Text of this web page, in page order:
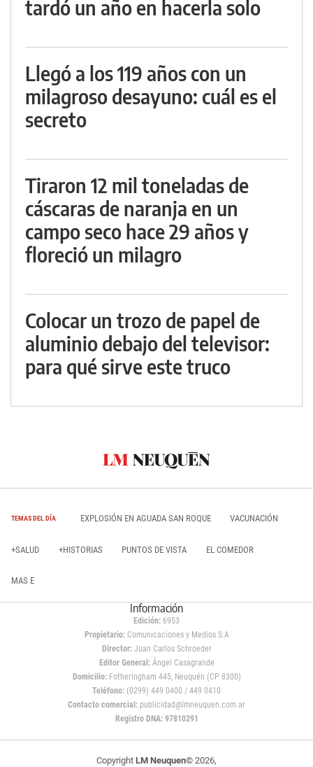
tardó un año en hacerla solo
Llegó a los 119 años con un
milagroso desayuno: cuál es el
secreto
Tiraron 12 mil toneladas de
cáscaras de naranja en un
campo seco hace 29 años y
floreció un milagro
Colocar un trozo de papel de
aluminio debajo del televisor:
para qué sirve este truco
TEMAS DEL DÍA EXPLOSIÓN EN AGUADA SAN ROQUE VACUNACIÓN
+SALUD +HISTORIAS PUNTOS DE VISTA EL COMEDOR
MAS E
Información
Edición: 6953
Propietario:Comunicaciones y Medios S.A
Director: Juan Carlos Schroeder
Editor General:Ángel Casagrande
Domicilio:Fotheringham 445, Neuquén (CP 8300)
Teléfono: (0299) 449 0400 / 449 0410
Contacto comercial: publicidad@lmneuquen.com.ar
Registro DNA: 97810291
Copyright LM Neuquen© 2026,